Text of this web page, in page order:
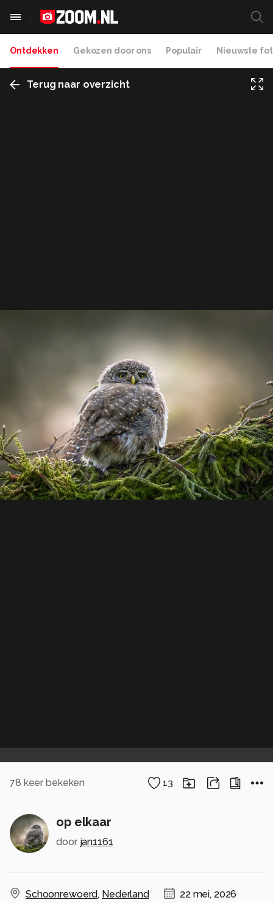
Ontdekken Gekozen door ons Populair Nieuwste
Terug naar overzicht
78 keer bekeken 13
op elkaar
door jan1161
Schoonrewoerd, Nederland 22 mei, 2026